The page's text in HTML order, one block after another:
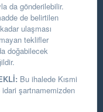
da gönderilebilir.
de belirtilen
ulaşması
teklifler
doğabilecek
Bu ihalede Kısmi
idari şartnamemizden